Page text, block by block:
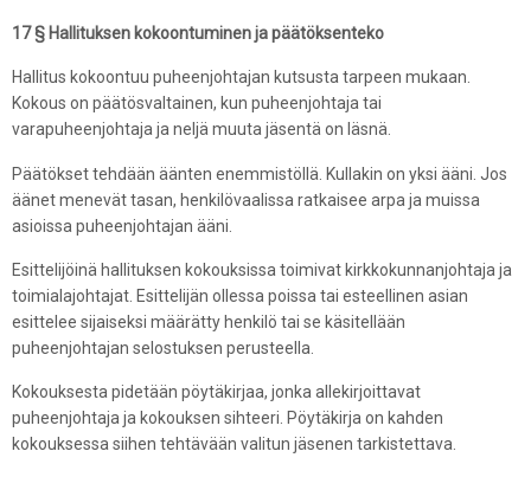
17 § Hallituksen kokoontuminen ja päätöksenteko
Hallitus kokoontuu puheenjohtajan kutsusta tarpeen mukaan.
Kokous on päätösvaltainen, kun puheenjohtaja tai
varapuheenjohtaja ja neljä muuta jäsentä on läsnä.
Päätökset tehdään äänten enemmistöllä. Kullakin on yksi ääni. Jos
äänet menevät tasan, henkilövaalissa ratkaisee arpa ja muissa
asioissa puheenjohtajan ääni.
Esittelijöinä hallituksen kokouksissa toimivat kirkkokunnanjohtaja ja
toimialajohtajat. Esittelijän ollessa poissa tai esteellinen asian
esittelee sijaiseksi määrätty henkilö tai se käsitellään
puheenjohtajan selostuksen perusteella.
Kokouksesta pidetään pöytäkirjaa, jonka allekirjoittavat
puheenjohtaja ja kokouksen sihteeri. Pöytäkirja on kahden
kokouksessa siihen tehtävään valitun jäsenen tarkistettava.